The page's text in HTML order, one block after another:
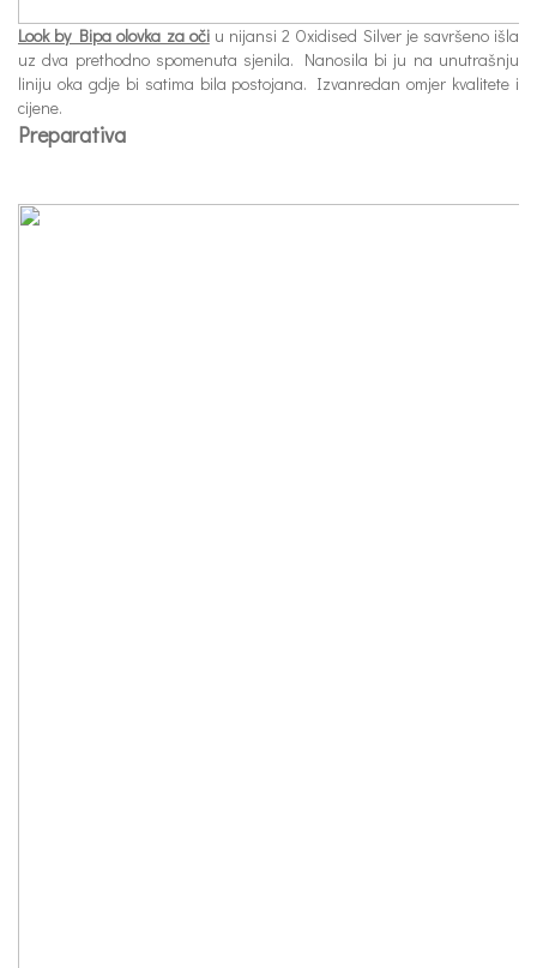
Look by Bipa olovka za očiu nijansi 2 Oxidised Silver je savršeno išla
uz dva prethodno spomenuta sjenila. Nanosila bi ju na unutrašnju
liniju oka gdje bi satima bila postojana. Izvanredan omjer kvalitete i
cijene.
Preparativa